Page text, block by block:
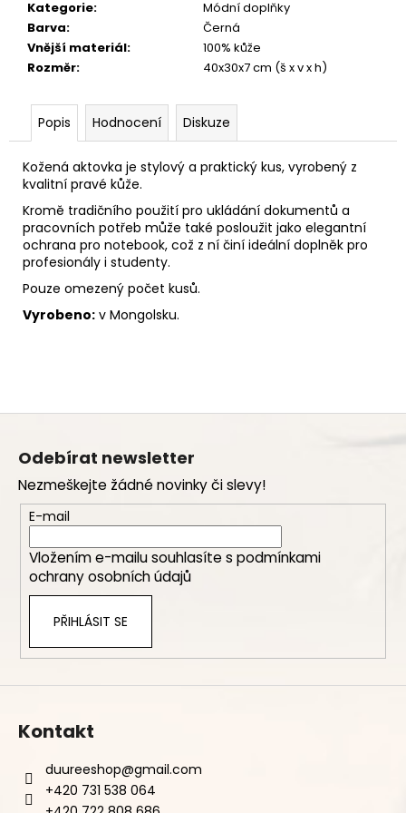
Kategorie:
Módní doplňky
Barva:
Černá
Vnější materiál:
100% kůže
Rozměr: 40x30x7 cm (š x v x h)
Popis Hodnocení Diskuze
Kožená aktovka je stylový a praktický kus, vyrobený z
kvalitní pravé kůže.
Kromě tradičního použití pro ukládání dokumentů a
pracovních potřeb může také posloužit jako elegantní
ochrana pro notebook, což z ní činí ideální doplněk pro
profesionály i studenty.
Pouze omezený počet kusů.
Vyrobeno: v Mongolsku.
u
e
Z
Odebírat newsletter
Nezmeškejte žádné novinky či slevy!
E-mail
Vložením e-mailu souhlasíte s podmínkami
ochrany osobních údajů
PŘIHLÁSIT SE
Kontakt
duureeshop@gmail.com
+420 731 538 064